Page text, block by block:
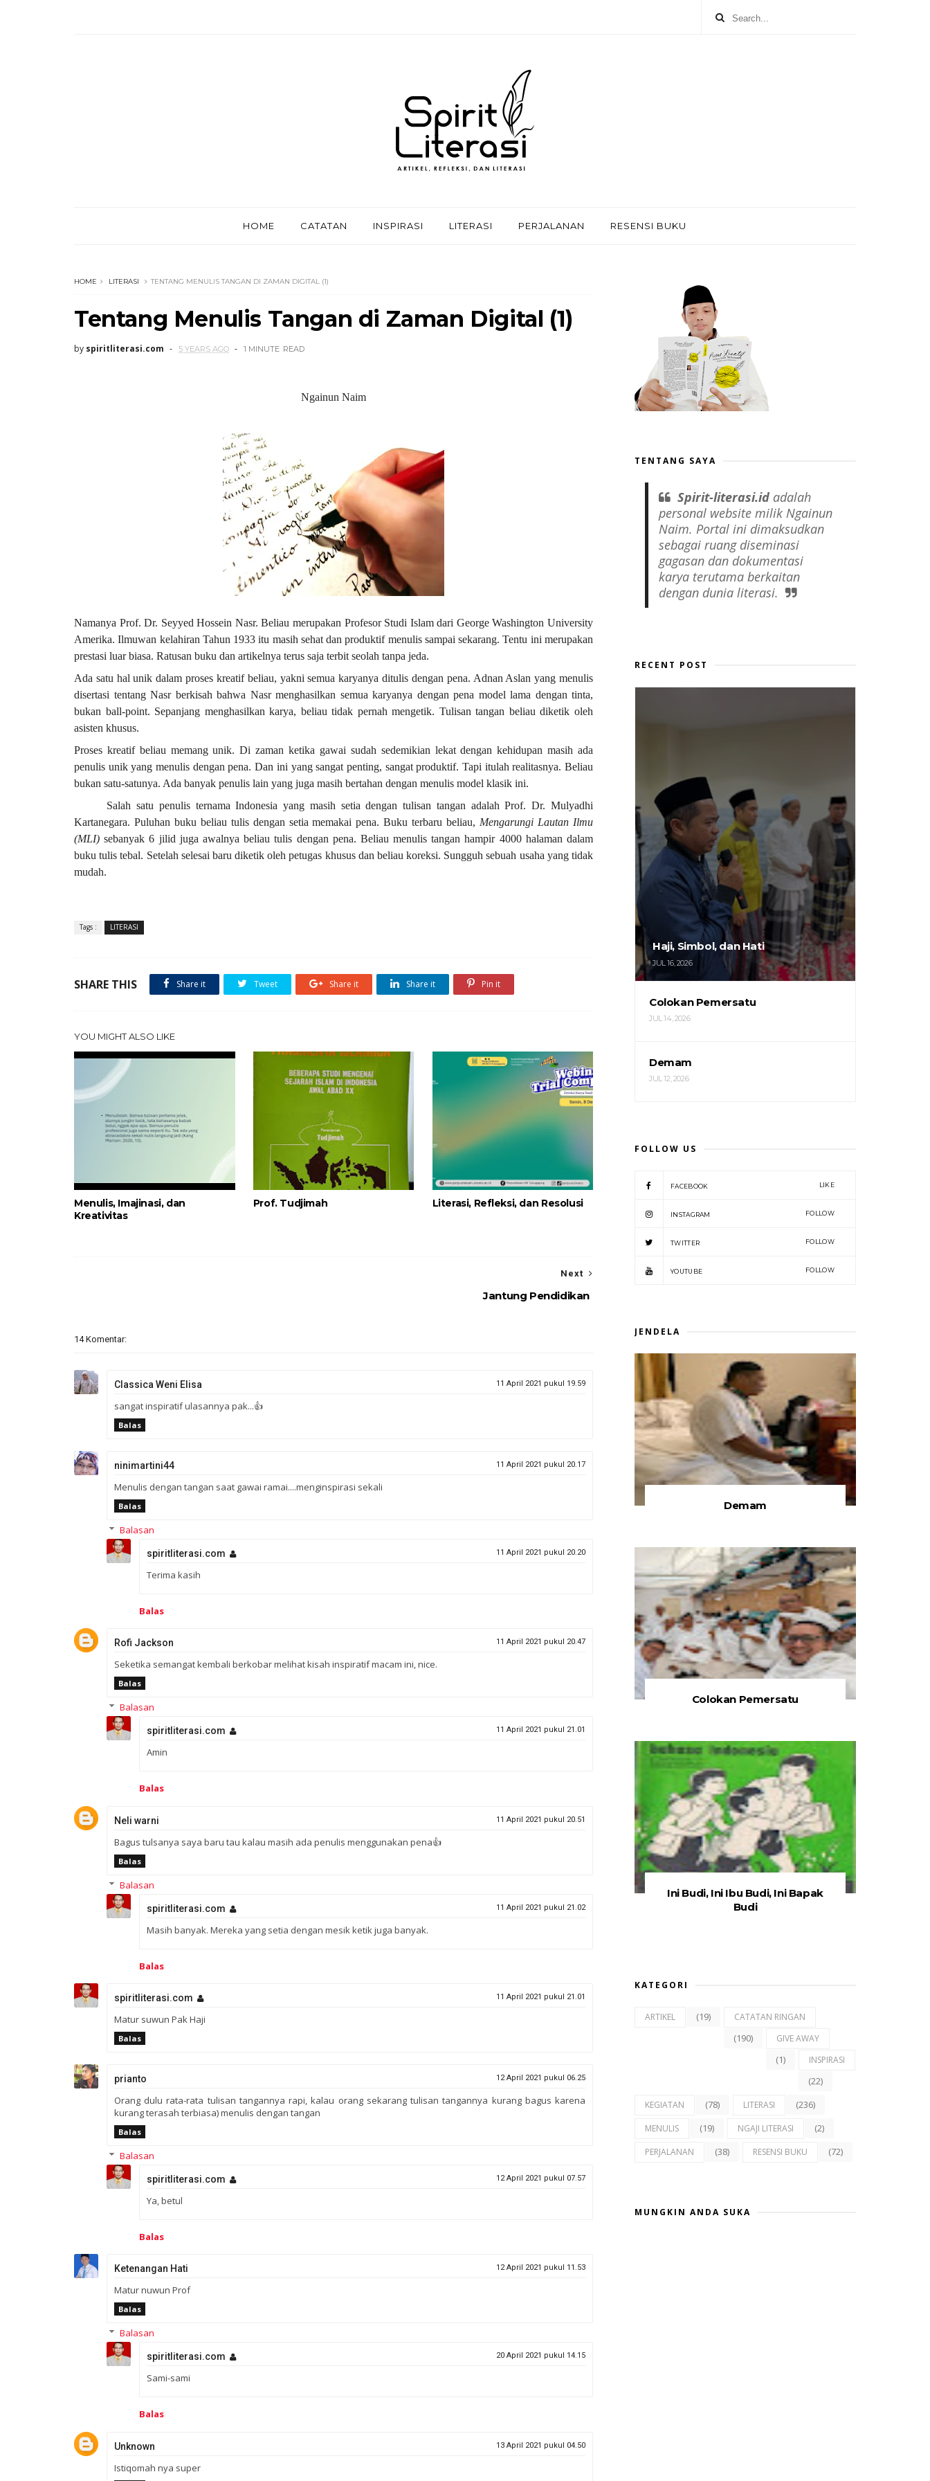
HOME CATATAN INSPIRASI LITERASI PERJALANAN RESENSI BUKU
HOME LITERASI TENTANG MENULIS TANGAN DI ZAMAN DIGITAL (1)
Tentang Menulis Tangan di Zaman Digital (1)
by spiritliterasi.com 5 YEARS AGO 1 MINUTE READ
Ngainun Naim
Namanya Prof. Dr. Seyyed Hossein Nasr. Beliau merupakan Profesor Studi Islam dari George Washington University
Amerika. Ilmuwan kelahiran Tahun 1933 itu masih sehat dan produktif menulis sampai sekarang. Tentu ini merupakan
prestasi luar biasa. Ratusan buku dan artikelnya terus saja terbit seolah tanpa jeda.
Ada satu hal unik dalam proses kreatif beliau, yakni semua karyanya ditulis dengan pena. Adnan Aslan yang menulis
disertasi tentang Nasr berkisah bahwa Nasr menghasilkan semua karyanya dengan pena model lama dengan tinta,
bukan ball-point. Sepanjang menghasilkan karya, beliau tidak pernah mengetik. Tulisan tangan beliau diketik oleh
asisten khusus.
Proses kreatif beliau memang unik. Di zaman ketika gawai sudah sedemikian lekat dengan kehidupan masih ada
penulis unik yang menulis dengan pena. Dan ini yang sangat penting, sangat produktif. Tapi itulah realitasnya. Beliau
bukan satu-satunya. Ada banyak penulis lain yang juga masih bertahan dengan menulis model klasik ini.
Salah satu penulis ternama Indonesia yang masih setia dengan tulisan tangan adalah Prof. Dr. Mulyadhi
Kartanegara. Puluhan buku beliau tulis dengan setia memakai pena. Buku terbaru beliau, Mengarungi Lautan Ilmu
(MLI)sebanyak 6 jilid juga awalnya beliau tulis dengan pena. Beliau menulis tangan hampir 4000 halaman dalam
buku tulis tebal. Setelah selesai baru diketik oleh petugas khusus dan beliau koreksi. Sungguh sebuah usaha yang tidak
mudah.
Tags : LITERASI
SHARE THIS Share it Tweet Share it Share it Pin it
YOU MIGHT ALSO LIKE
Menulis, Imajinasi, dan
Kreativitas
Prof. Tudjimah Literasi, Refleksi, dan Resolusi
Next
Jantung Pendidikan
14 Komentar:
Classica Weni Elisa 11 April 2021 pukul 19.59
sangat inspiratif ulasannya pak...👍
Balas
ninimartini44 11 April 2021 pukul 20.17
Menulis dengan tangan saat gawai ramai....menginspirasi sekali
Balas
Balasan
spiritliterasi.com 11 April 2021 pukul 20.20
Terima kasih
Balas
Rofi Jackson 11 April 2021 pukul 20.47
Seketika semangat kembali berkobar melihat kisah inspiratif macam ini, nice.
Balas
Balasan
spiritliterasi.com 11 April 2021 pukul 21.01
Amin
Balas
Neli warni 11 April 2021 pukul 20.51
Bagus tulsanya saya baru tau kalau masih ada penulis menggunakan pena👍
Balas
Balasan
spiritliterasi.com 11 April 2021 pukul 21.02
Masih banyak. Mereka yang setia dengan mesik ketik juga banyak.
Balas
spiritliterasi.com 11 April 2021 pukul 21.01
Matur suwun Pak Haji
Balas
prianto 12 April 2021 pukul 06.25
Orang dulu rata-rata tulisan tangannya rapi, kalau orang sekarang tulisan tangannya kurang bagus karena
kurang terasah terbiasa) menulis dengan tangan
Balas
Balasan
spiritliterasi.com 12 April 2021 pukul 07.57
Ya, betul
Balas
Ketenangan Hati 12 April 2021 pukul 11.53
Matur nuwun Prof
Balas
Balasan
spiritliterasi.com 20 April 2021 pukul 14.15
Sami-sami
Balas
Unknown 13 April 2021 pukul 04.50
Istiqomah nya super
TENTANG SAYA
Spirit-literasi.id adalah
personal website milik Ngainun
Naim. Portal ini dimaksudkan
sebagai ruang diseminasi
gagasan dan dokumentasi
karya terutama berkaitan
dengan dunia literasi.
RECENT POST
Haji, Simbol, dan Hati
JUL 16, 2026
Colokan Pemersatu
JUL 14, 2026
Demam
JUL 12, 2026
FOLLOW US
FACEBOOK LIKE
INSTAGRAM FOLLOW
TWITTER FOLLOW
YOUTUBE FOLLOW
JENDELA
Demam
Colokan Pemersatu
Ini Budi, Ini Ibu Budi, Ini Bapak
Budi
KATEGORI
ARTIKEL (19) CATATAN RINGAN
(190) GIVE AWAY
(1) INSPIRASI
(22)
KEGIATAN (78) LITERASI (236)
MENULIS (19) NGAJI LITERASI (2)
PERJALANAN (38) RESENSI BUKU (72)
MUNGKIN ANDA SUKA